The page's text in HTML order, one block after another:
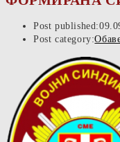
Post published:
Post category: